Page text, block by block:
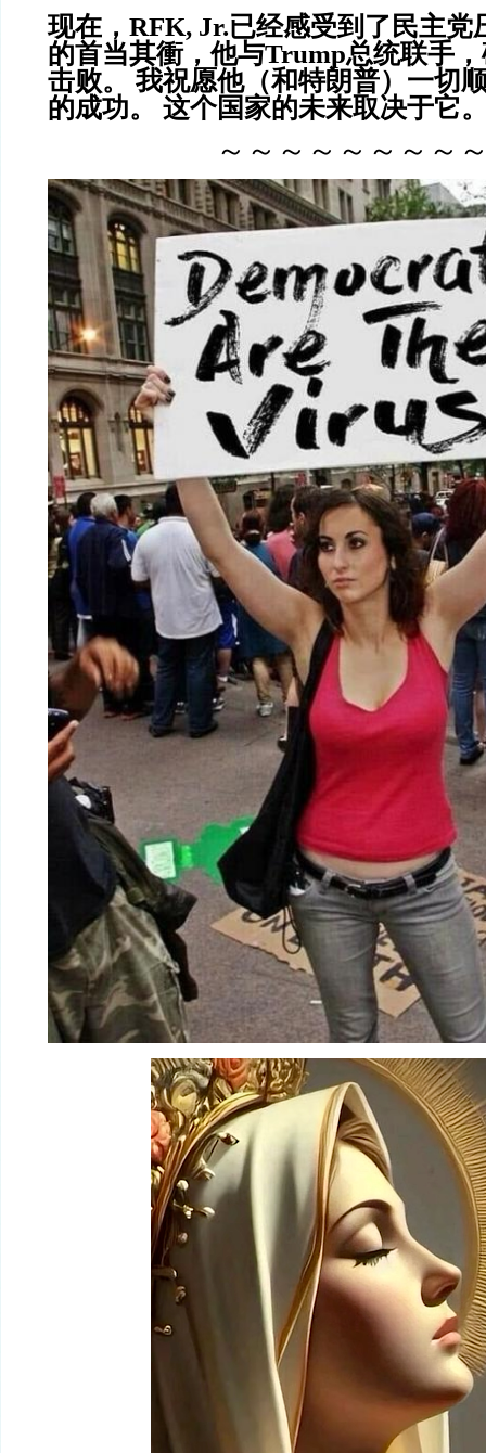
现在，RFK, Jr.已经感受到了民主党
的首当其衝，他与Trump总统联手
击败。 我祝愿他（和特朗普）一切
的成功。 这个国家的未来取决于它
～～～～～～～～